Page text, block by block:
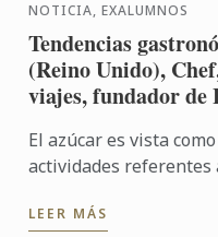
NOTICIA, EXALUMNOS
Tendencias
(Reino Unido),
viajes, fundador de
El azúcar es vista
actividades referentes
LEER MÁS